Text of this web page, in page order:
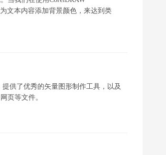
文本内容添加背景颜色，来达到类
提供了优秀的矢量图形制作工具，以及
页等文件。